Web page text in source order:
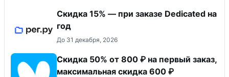
Скидка 15% — при заказе Dedicated на
год
До 31 декабря, 2026
Скидка 50% от 800 ₽ на первый заказ,
максимальная скидка 600 ₽